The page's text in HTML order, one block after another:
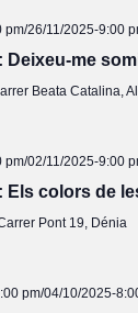
pm/26/11/2025-9:00
Deixeu-me
Beata Catalina,
pm/02/11/2025-9:00
Els colors de
Pont 19, Dénia
pm/04/10/2025-